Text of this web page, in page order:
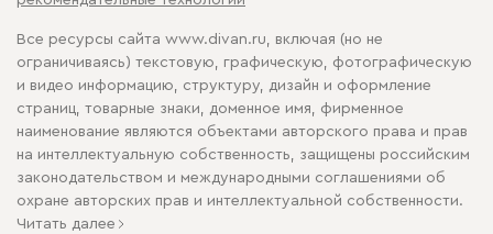
Все ресурсы сайта www.divan.ru, включая (но не
ограничиваясь) текстовую, графическую, фотографическую
и видео информацию, структуру, дизайн и оформление
страниц, товарные знаки, доменное имя, фирменное
наименование являются объектами авторского права и прав
на интеллектуальную собственность, защищены российским
законодательством и международными соглашениями об
охране авторских прав и интеллектуальной собственности.
Читать далее